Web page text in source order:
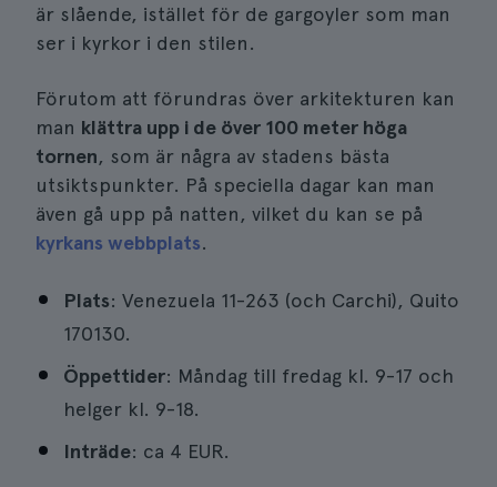
är slående, istället för de gargoyler som man
ser i kyrkor i den stilen.
Förutom att förundras över arkitekturen kan
man klättra upp i de över 100 meter höga
tornen, som är några av stadens bästa
utsiktspunkter. På speciella dagar kan man
även gå upp på natten, vilket du kan se på
kyrkans webbplats.
Plats: Venezuela 11-263 (och Carchi), Quito
170130.
Öppettider: Måndag till fredag kl. 9-17 och
helger kl. 9-18.
Inträde: ca 4 EUR.